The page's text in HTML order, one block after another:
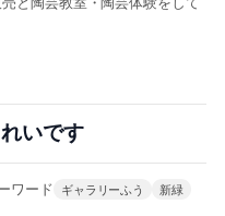
いです
ワード ギャラリーふう 新緑